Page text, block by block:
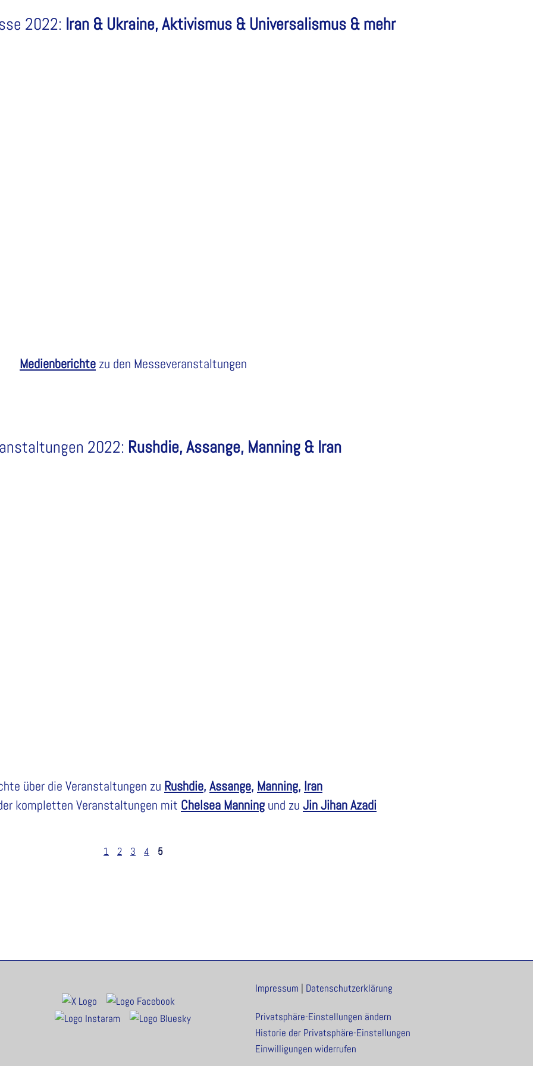
2022: Iran & Ukraine, Aktivismus & Universalismus & mehr
Medienberichte zu den Messeveranstaltungen
2022: Rushdie, Assange, Manning & Iran
über die Veranstaltungen zu Rushdie, Assange, Manning, Iran
kompletten Veranstaltungen mit Chelsea Manning und zu Jin Jihan Azadi
1 2 3 4 5
Impressum Datenschutzerklärung
Privatsphäre-Einstellungen ändern
Historie der Privatsphäre-Einstellungen
Einwilligungen widerrufen